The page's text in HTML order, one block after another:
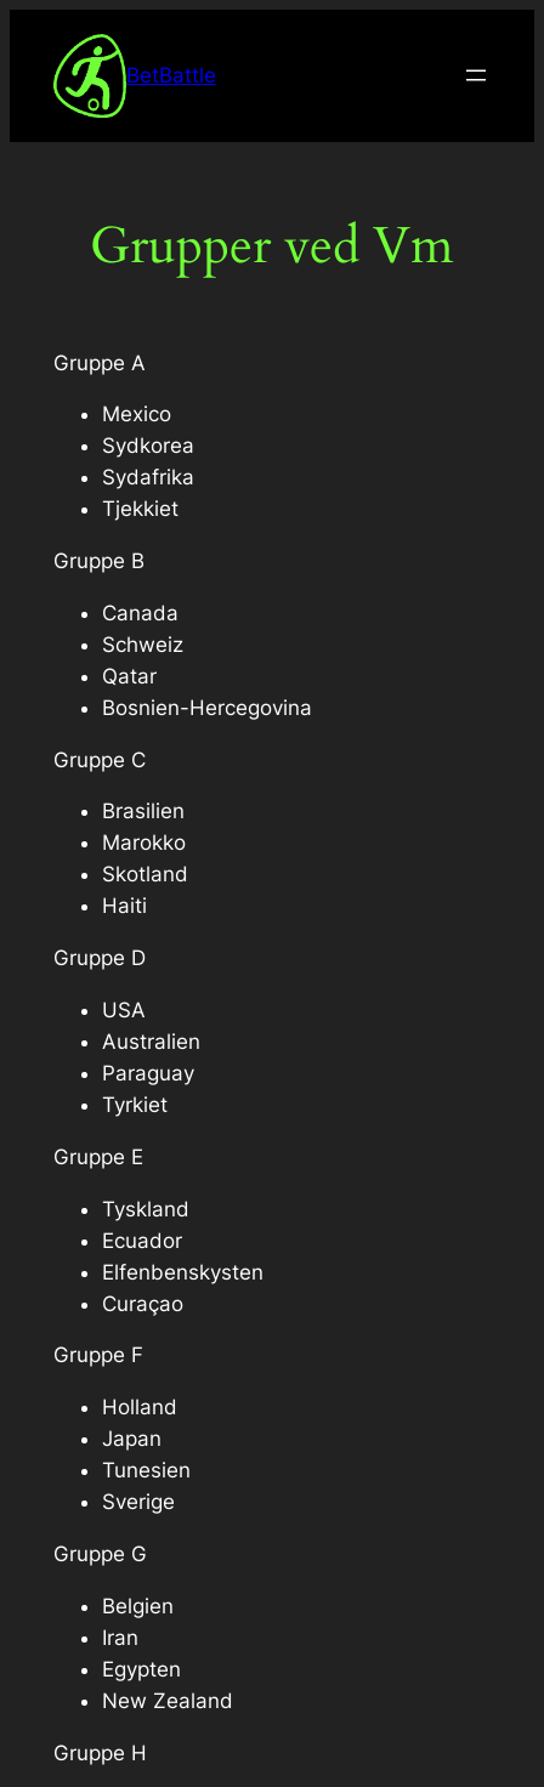
indhold
BetBattle
Grupper ved Vm
Gruppe A
Mexico
Sydkorea
Sydafrika
Tjekkiet
Gruppe B
Canada
Schweiz
Qatar
Bosnien-Hercegovina
Gruppe C
Brasilien
Marokko
Skotland
Haiti
Gruppe D
USA
Australien
Paraguay
Tyrkiet
Gruppe E
Tyskland
Ecuador
Elfenbenskysten
Curaçao
Gruppe F
Holland
Japan
Tunesien
Sverige
Gruppe G
Belgien
Iran
Egypten
New Zealand
Gruppe H